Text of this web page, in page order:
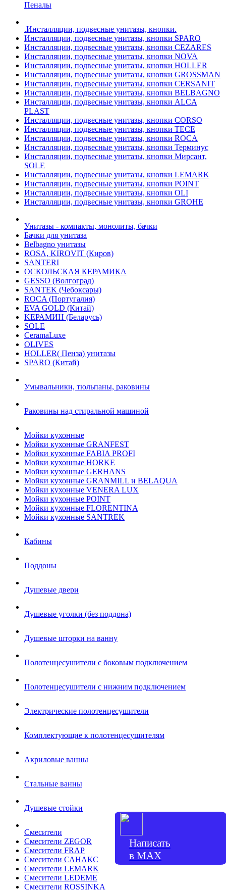
Пеналы
.Инсталляции, подвесные унитазы, кнопки.
Инсталляции, подвесные унитазы, кнопки SPARO
Инсталляции, подвесные унитазы, кнопки CEZARES
Инсталляции, подвесные унитазы, кнопки NOVA
Инсталляции, подвесные унитазы, кнопки HOLLER
Инсталляции, подвесные унитазы, кнопки GROSSMAN
Инсталляции, подвесные унитазы, кнопки CERSANIT
Инсталляции, подвесные унитазы, кнопки BELBAGNO
Инсталляции, подвесные унитазы, кнопки ALCA
PLAST
Инсталляции, подвесные унитазы, кнопки CORSO
Инсталляции, подвесные унитазы, кнопки TECE
Инсталляции, подвесные унитазы, кнопки ROCA
Инсталляции, подвесные унитазы, кнопки Терминус
Инсталляции, подвесные унитазы, кнопки Мирсант,
SOLE
Инсталляции, подвесные унитазы, кнопки LEMARK
Инсталляции, подвесные унитазы, кнопки POINT
Инсталляции, подвесные унитазы, кнопки OLI
Инсталляции, подвесные унитазы, кнопки GROHE
Унитазы - компакты, монолиты, бачки
Бачки для унитаза
Belbagno унитазы
ROSA, KIROVIT (Киров)
SANTERI
ОСКОЛЬСКАЯ КЕРАМИКА
GESSO (Волгоград)
SANTEK (Чебоксары)
ROCA (Португалия)
EVA GOLD (Китай)
KЕРАМИН (Беларусь)
SOLE
CeramaLuxe
OLIVES
HOLLER( Пенза) унитазы
SPARO (Китай)
Умывальники, тюльпаны, раковины
Раковины над стиральной машиной
Мойки кухонные
Мойки кухонные GRANFEST
Мойки кухонные FABIA PROFI
Мойки кухонные HORKE
Мойки кухонные GERHANS
Мойки кухонные GRANMILL и BELAQUA
Мойки кухонные VENERA LUX
Мойки кухонные POINT
Мойки кухонные FLORENTINA
Мойки кухонные SANTREK
Кабины
Поддоны
Душевые двери
Душевые уголки (без поддона)
Душевые шторки на ванну
Полотенцесушители с боковым подключением
Полотенцесушители с нижним подключением
Электрические полотенцесушители
Комплектующие к полотенцесушителям
Акриловые ванны
Стальные ванны
Душевые стойки
Смесители
Смесители ZEGOR
Смесители FRAP
Смесители САНАКС
Смесители LEMARK
Смесители LEDEME
Смесители ROSSINKA
Написать
в МАХ